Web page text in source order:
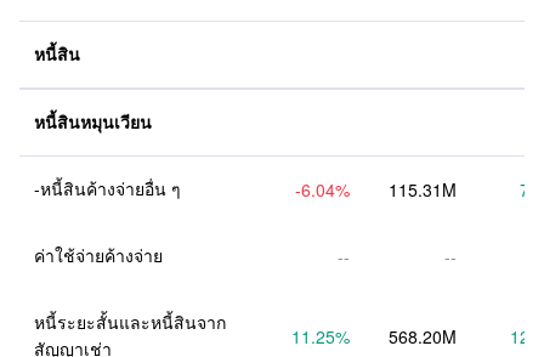
หนี้สิน
หนี้สินหมุนเวียน
-หนี้สินค้างจ่ายอื่น ๆ -6.04% 115.31M
ค่าใช้จ่ายค้างจ่าย -- --
หนี้ระยะสั้นและหนี้สินจาก
สัญญาเช่า
11.25% 568.20M